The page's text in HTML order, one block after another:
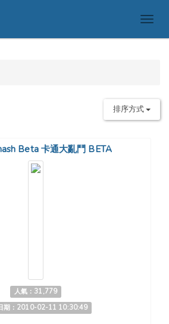
排序方式
Beta 卡通大亂鬥 BETA
人氣：31,779
期：2010-02-11 10:30:49